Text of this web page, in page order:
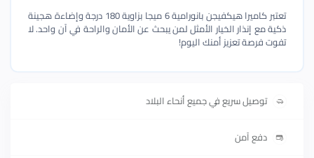
تعتبر كاميرا هيكفيجن بانورامية 6 ميجا بزاوية 180 درجة وإضاءة هجينة
ذكية مع إنذار الخيار الأمثل لمن يبحث عن الأمان والراحة في آن واحد. لا
تفوت فرصة تعزيز أمنك اليوم!
توصيل سريع في جميع أنحاء البلاد
دفع آمن